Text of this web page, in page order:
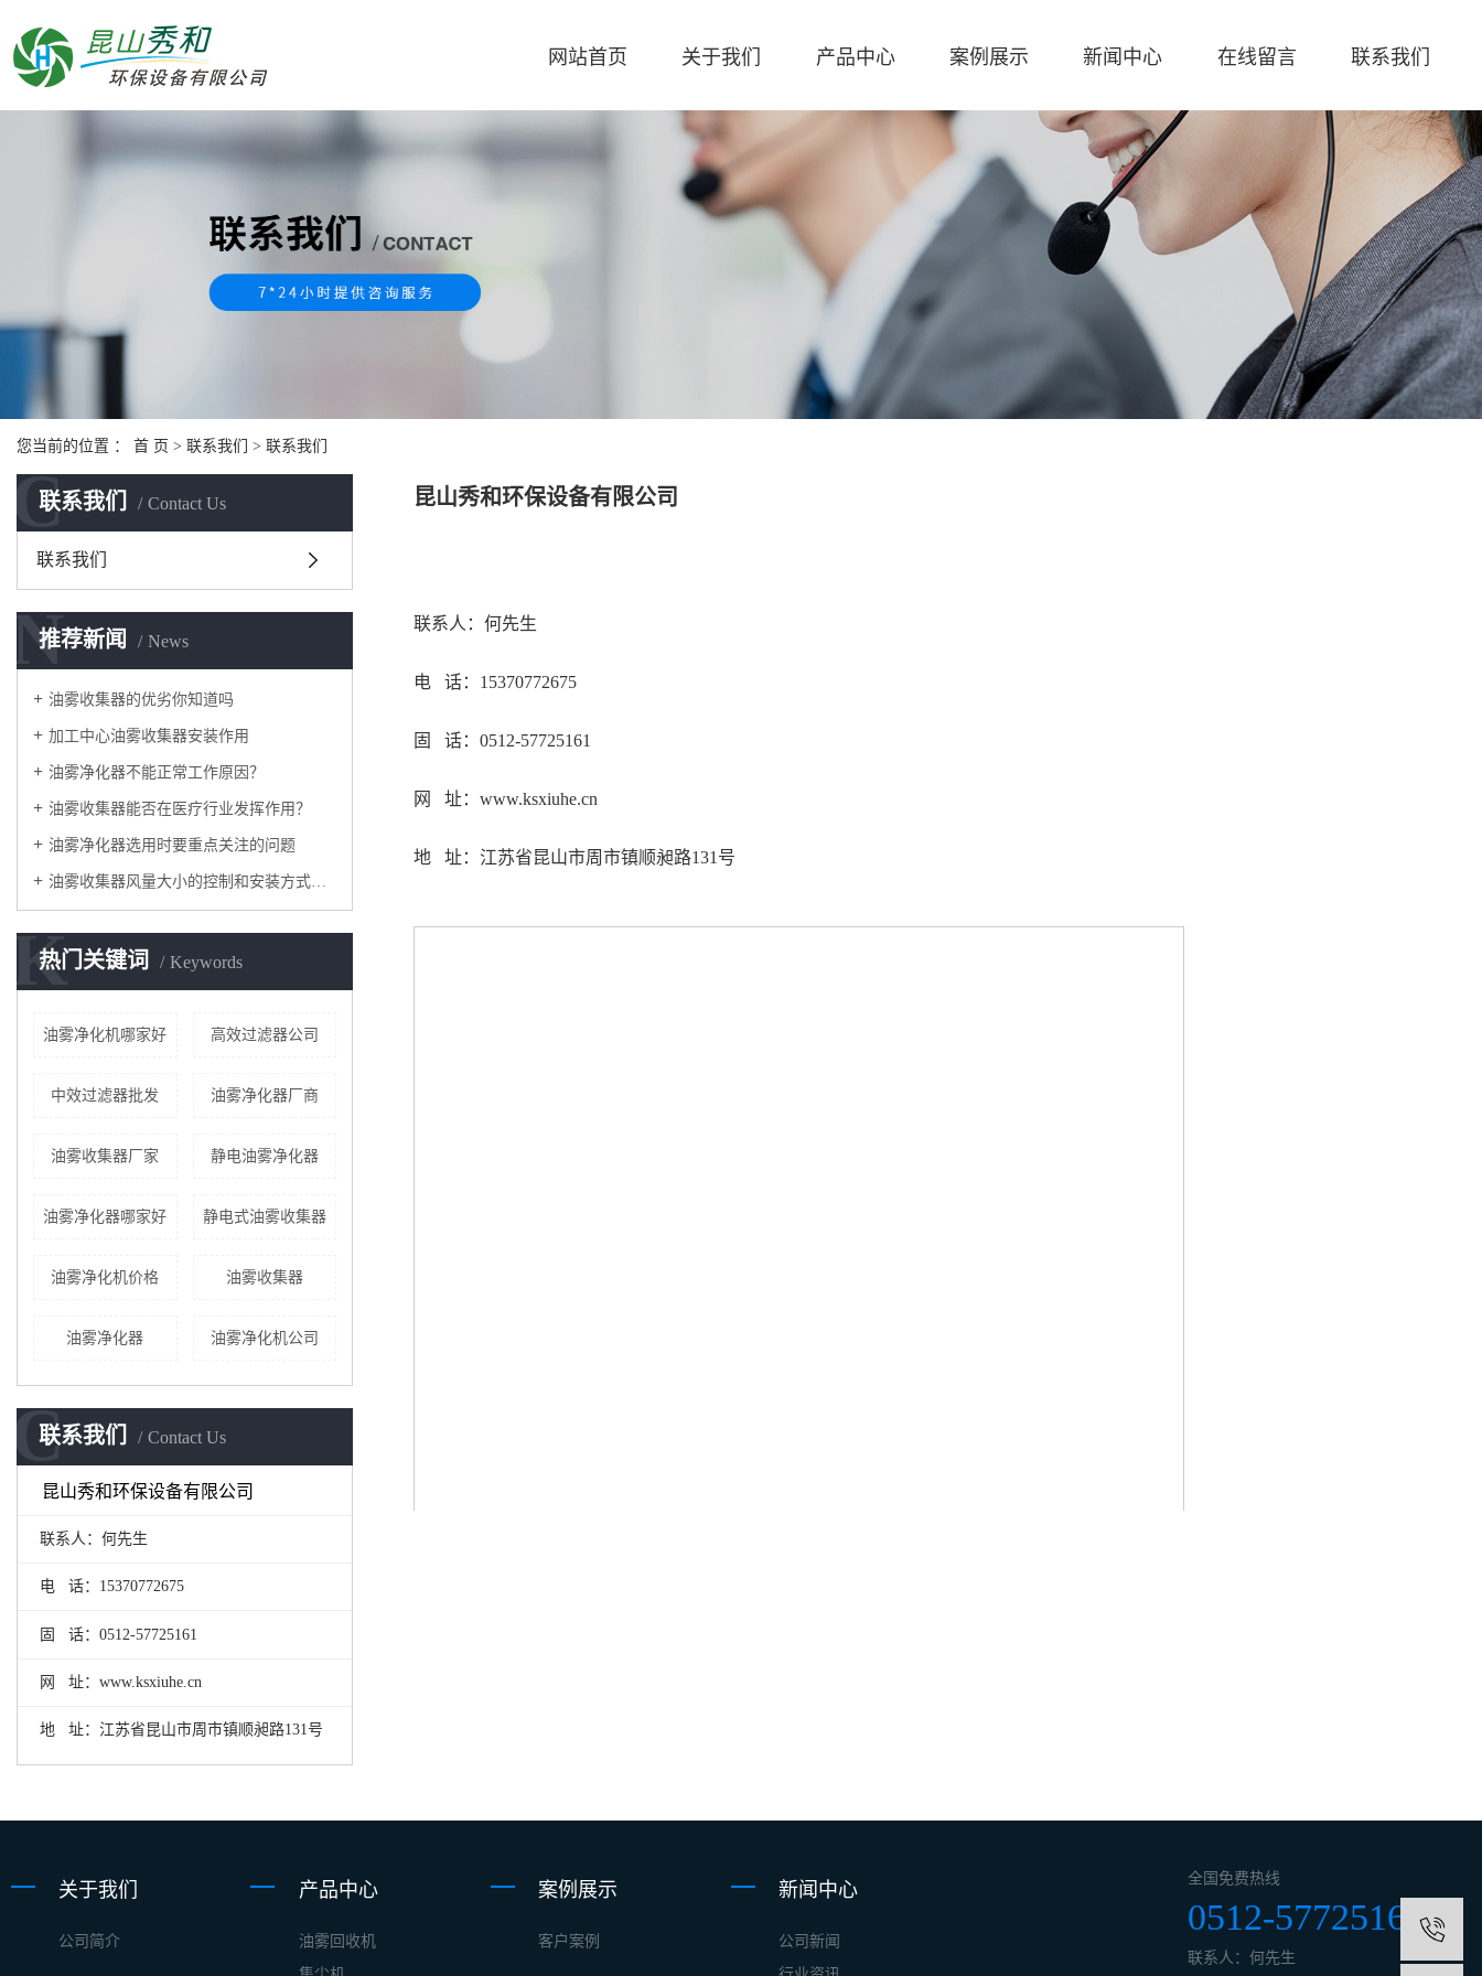
网站首页 关于我们 产品中心 案例展示 新闻中心 在线留言 联系我们
您当前的位置 ： 首 页 > 联系我们 > 联系我们
联系我们 Contact Us
C
联系我们
推荐新闻 News
N
油雾收集器的优劣你知道吗
加工中心油雾收集器安装作用
油雾净化器不能正常工作原因？
油雾收集器能否在医疗行业发挥作用？
油雾净化器选用时要重点关注的问题
油雾收集器风量大小的控制和安装方式的选择
热门关键词 Keywords
K
油雾净化机哪家好 高效过滤器公司
中效过滤器批发 油雾净化器厂商
油雾收集器厂家 静电油雾净化器
油雾净化器哪家好 静电式油雾收集器
油雾净化机价格 油雾收集器​
油雾净化器 油雾净化机公司
联系我们 Contact Us
C
昆山秀和环保设备有限公司
联系人：何先生
电 话：15370772675
固 话：0512-57725161
网 址：www.ksxiuhe.cn
地 址：江苏省昆山市周市镇顺昶路131号
昆山秀和环保设备有限公司
联系人：何先生
电 话：15370772675
固 话：0512-57725161
网 址：www.ksxiuhe.cn
地 址：江苏省昆山市周市镇顺昶路131号
关于我们
公司简介
产品中心
油雾回收机
案例展示
客户案例
新闻中心
公司新闻
全国免费热线
0512-57725161
联系人：何先生